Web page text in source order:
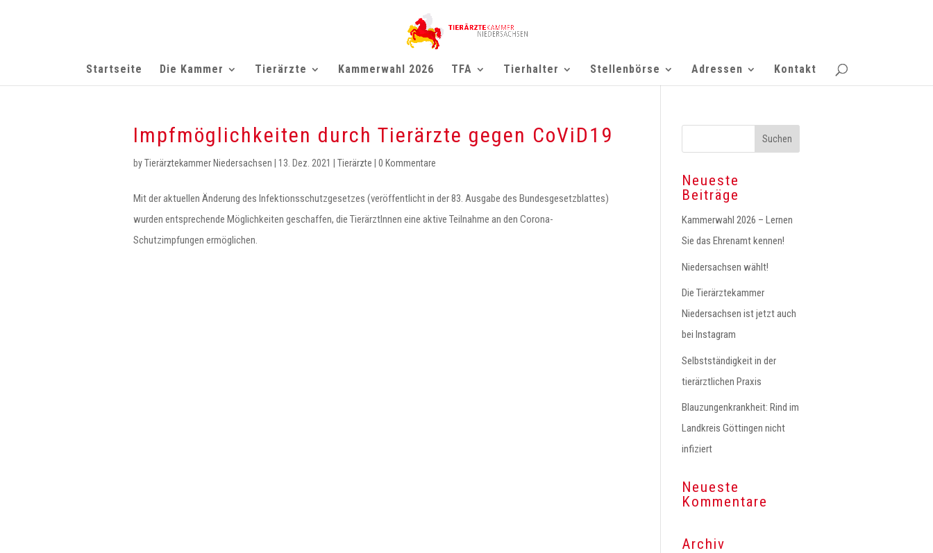
Startseite Die Kammer Tierärzte Kammerwahl 2026 TFA Tierhalter Stellenbörse Adressen Kontakt
Impfmöglichkeiten durch Tierärzte gegen CoViD19
byTierärztekammer Niedersachsen 13. Dez. 2021 Tierärzte 0 Kommentare
Mit der aktuellen Änderung des Infektionsschutzgesetzes (veröffentlicht in der 83. Ausgabe des Bundesgesetzblattes)
wurden entsprechende Möglichkeiten geschaffen, die TierärztInnen eine aktive Teilnahme an den Corona-
Schutzimpfungen ermöglichen.
Neueste
Beiträge
Kammerwahl 2026 – Lernen
Sie das Ehrenamt kennen!
Niedersachsen wählt!
Die Tierärztekammer
Niedersachsen ist jetzt auch
bei Instagram
Selbstständigkeit in der
tierärztlichen Praxis
Blauzungenkrankheit: Rind im
Landkreis Göttingen nicht
infiziert
Neueste
Kommentare
Archiv